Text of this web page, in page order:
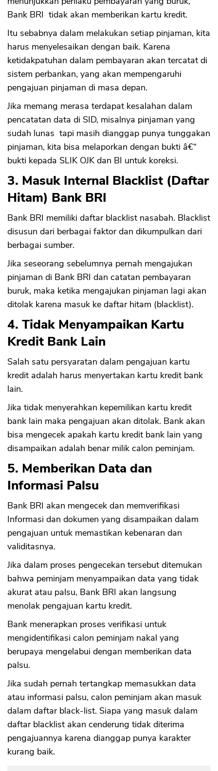
Bank BRI tidak akan memberikan kartu kredit.
Itu sebabnya dalam melakukan setiap pinjaman, kita
harus menyelesaikan dengan baik. Karena
ketidakpatuhan dalam pembayaran akan tercatat di
sistem perbankan, yang akan mempengaruhi
pengajuan pinjaman di masa depan.
Jika memang merasa terdapat kesalahan dalam
pencatatan data di SID, misalnya pinjaman yang
sudah lunas tapi masih dianggap punya tunggakan
pinjaman, kita bisa melaporkan dengan bukti â€“
bukti kepada SLIK OJK dan BI untuk koreksi.
3. Masuk Internal Blacklist (Daftar
Hitam) Bank BRI
Bank BRI memiliki daftar blacklist nasabah. Blacklist
disusun dari berbagai faktor dan dikumpulkan dari
berbagai sumber.
Jika seseorang sebelumnya pernah mengajukan
pinjaman di Bank BRI dan catatan pembayaran
buruk, maka ketika mengajukan pinjaman lagi akan
ditolak karena masuk ke daftar hitam (blacklist).
4. Tidak Menyampaikan Kartu
Kredit Bank Lain
Salah satu persyaratan dalam pengajuan kartu
kredit adalah harus menyertakan kartu kredit bank
lain.
Jika tidak menyerahkan kepemilikan kartu kredit
bank lain maka pengajuan akan ditolak. Bank akan
bisa mengecek apakah kartu kredit bank lain yang
disampaikan adalah benar milik calon peminjam.
5. Memberikan Data dan
Informasi Palsu
Bank BRI akan mengecek dan memverifikasi
Informasi dan dokumen yang disampaikan dalam
pengajuan untuk memastikan kebenaran dan
validitasnya.
Jika dalam proses pengecekan tersebut ditemukan
bahwa peminjam menyampaikan data yang tidak
akurat atau palsu, Bank BRI akan langsung
menolak pengajuan kartu kredit.
Bank menerapkan proses verifikasi untuk
mengidentifikasi calon peminjam nakal yang
berupaya mengelabui dengan memberikan data
palsu.
Jika sudah pernah tertangkap memasukkan data
atau informasi palsu, calon peminjam akan masuk
dalam daftar black-list. Siapa yang masuk dalam
daftar blacklist akan cenderung tidak diterima
pengajuannya karena dianggap punya karakter
kurang baik.